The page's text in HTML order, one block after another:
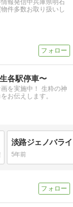
報発信中兵庫県明石
件多数お取り扱いし
各駅停車〜
を実施中！ 生粋の神
お伝えします。
5年前